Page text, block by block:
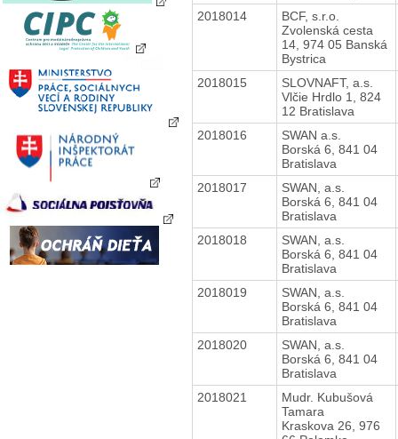
2018014
BCF, s.r.o.
Zvolenská cesta
14, 974 05 Banská
Bystrica
2018015
SLOVNAFT, a.s.
Vlčie Hrdlo 1, 824
12 Bratislava
2018016
SWAN a.s.
Borská 6, 841 04
Bratislava
2018017
SWAN, a.s.
Borská 6, 841 04
Bratislava
2018018
SWAN, a.s.
Borská 6, 841 04
Bratislava
2018019
SWAN, a.s.
Borská 6, 841 04
Bratislava
2018020
SWAN, a.s.
Borská 6, 841 04
Bratislava
2018021
Mudr. Kubušová
Tamara
Kraskova 26, 976